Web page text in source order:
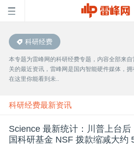
首
页
雷
峰
科研经费
本专题为雷峰网的科研经费专题，内容全部来
关的最近资讯，雷峰网是国内智能硬件媒体，拥
在这里你能看到未..
科研经费最新资讯
Science 最新统计：川普上台后
国科研基金 NSF 拨款缩减大约